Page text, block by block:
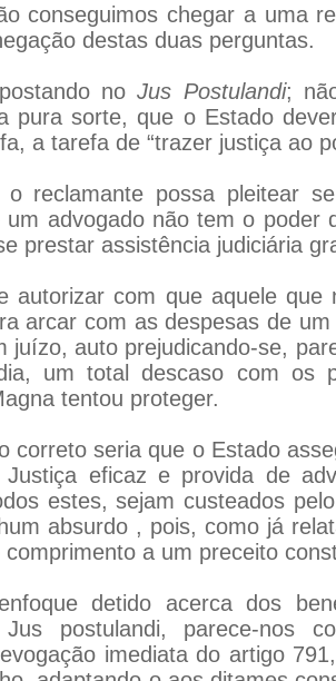
conseguimos chegar a uma
destas duas perguntas.
noJus Postulandi;
pura sorte, que o Estado
a tarefa de “trazer justiça ao
o reclamante possa pleitear
um advogado não tem o poder
prestar assistência judiciária
autorizar com que aquele que
arcar com as despesas de
juízo, auto prejudicando-se,
um total descaso com os
tentou proteger.
correto seria que o Estado
eficaz e provida de
estes, sejam custeados
absurdo , pois, como já
comprimento a um preceito
detido acerca dos
postulandi, parece-nos
imediata do artigo